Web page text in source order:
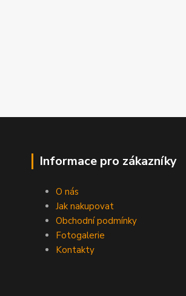
Informace pro zákazníky
O nás
Jak nakupovat
Obchodní podmínky
Fotogalerie
Kontakty